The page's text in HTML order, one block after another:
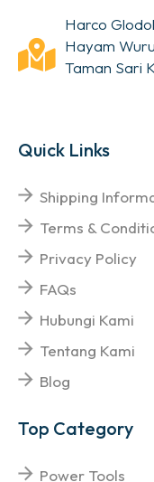
Harco
Hayam
Taman Sari
Quick Links
Shipping
Terms &
Privacy Policy
FAQs
Hubungi Kami
Tentang Kami
Blog
Top Category
Power Tools